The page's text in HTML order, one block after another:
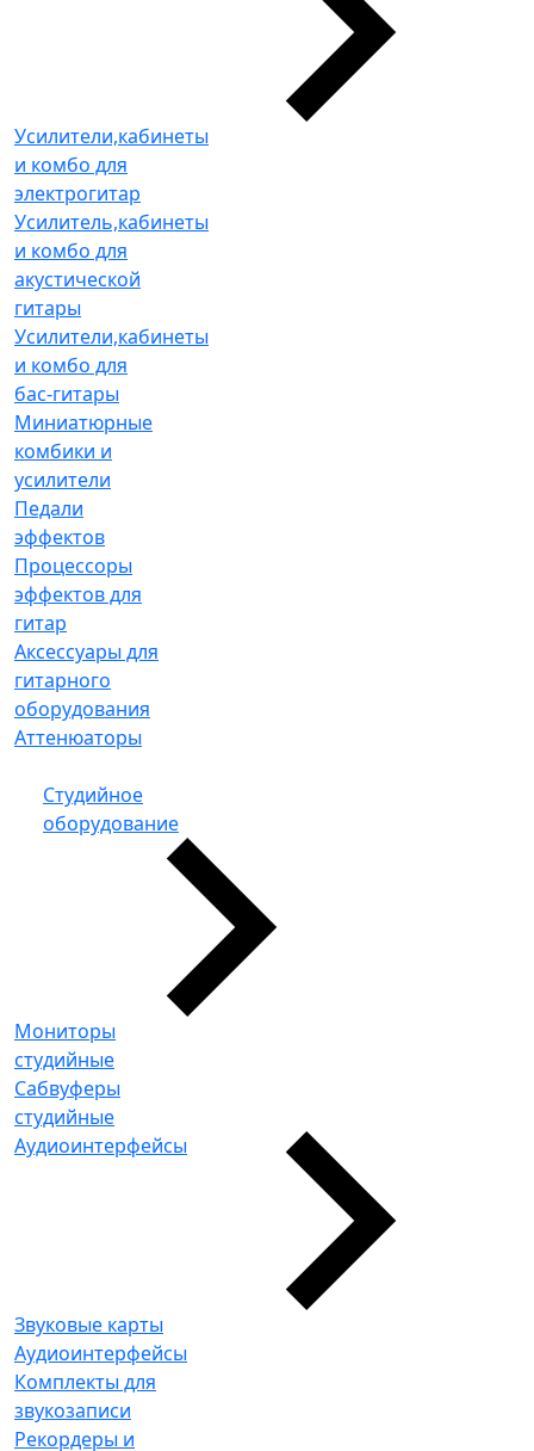
Усилители,кабинеты
и комбо для
электрогитар
Усилитель,кабинеты
и комбо для
акустической
гитары
Усилители,кабинеты
и комбо для
бас-гитары
Миниатюрные
комбики и
усилители
Педали
эффектов
Процессоры
эффектов для
гитар
Аксессуары для
гитарного
оборудования
Аттенюаторы
Студийное
оборудование
Мониторы
студийные
Сабвуферы
студийные
Аудиоинтерфейсы
Звуковые карты
Аудиоинтерфейсы
Комплекты для
звукозаписи
Рекордеры и